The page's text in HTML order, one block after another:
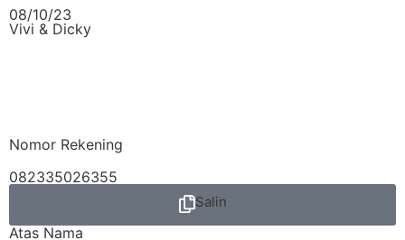
08/10/23
Vivi & Dicky
Nomor Rekening
082335026355
Salin
Atas Nama